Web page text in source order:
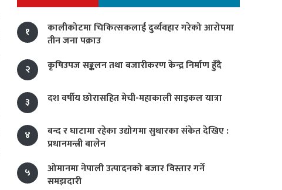
१
कालीकोटमा चिकित्सकलाई दुर्व्यवहार गरेको आरोपमा
तीन जना पक्राउ
२
कृषिउपज सङ्कलन तथा बजारीकरण केन्द्र निर्माण हुँदै
३ दश वर्षीय छोरासहित मेची-महाकाली साइकल यात्रा
४
बन्द र घाटामा रहेका उद्योगमा सुधारका संकेत देखिए :
प्रधानमन्त्री बालेन
५
ओमानमा नेपाली उत्पादनको बजार विस्तार गर्ने
समझदारी